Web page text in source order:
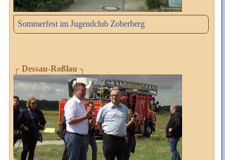
Sommerfest im Jugendclub Zoberberg
┌ Dessau-Roßlau ┐